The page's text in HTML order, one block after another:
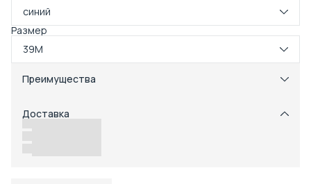
синий
Размер
39M
Преимущества
Примерка при получении в пункте выдачи
Возможность отказаться от части товаров
Доставка